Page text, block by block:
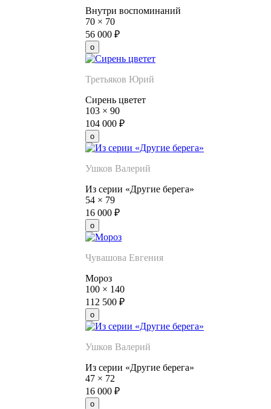
Внутри воспоминаний
70 × 70
56 000 ₽
Третьяков Юрий
Сирень цветет
103 × 90
104 000 ₽
Ушков Валерий
Из серии «Другие берега»
54 × 79
16 000 ₽
Чувашова Евгения
Мороз
100 × 140
112 500 ₽
Ушков Валерий
Из серии «Другие берега»
47 × 72
16 000 ₽